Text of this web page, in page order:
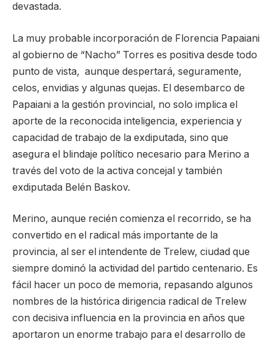
devastada.
La muy probable incorporación de Florencia Papaiani
al gobierno de “Nacho” Torres es positiva desde todo
punto de vista, aunque despertará, seguramente,
celos, envidias y algunas quejas. El desembarco de
Papaiani a la gestión provincial, no solo implica el
aporte de la reconocida inteligencia, experiencia y
capacidad de trabajo de la exdiputada, sino que
asegura el blindaje político necesario para Merino a
través del voto de la activa concejal y también
exdiputada Belén Baskov.
Merino, aunque recién comienza el recorrido, se ha
convertido en el radical más importante de la
provincia, al ser el intendente de Trelew, ciudad que
siempre dominó la actividad del partido centenario. Es
fácil hacer un poco de memoria, repasando algunos
nombres de la histórica dirigencia radical de Trelew
con decisiva influencia en la provincia en años que
aportaron un enorme trabajo para el desarrollo de